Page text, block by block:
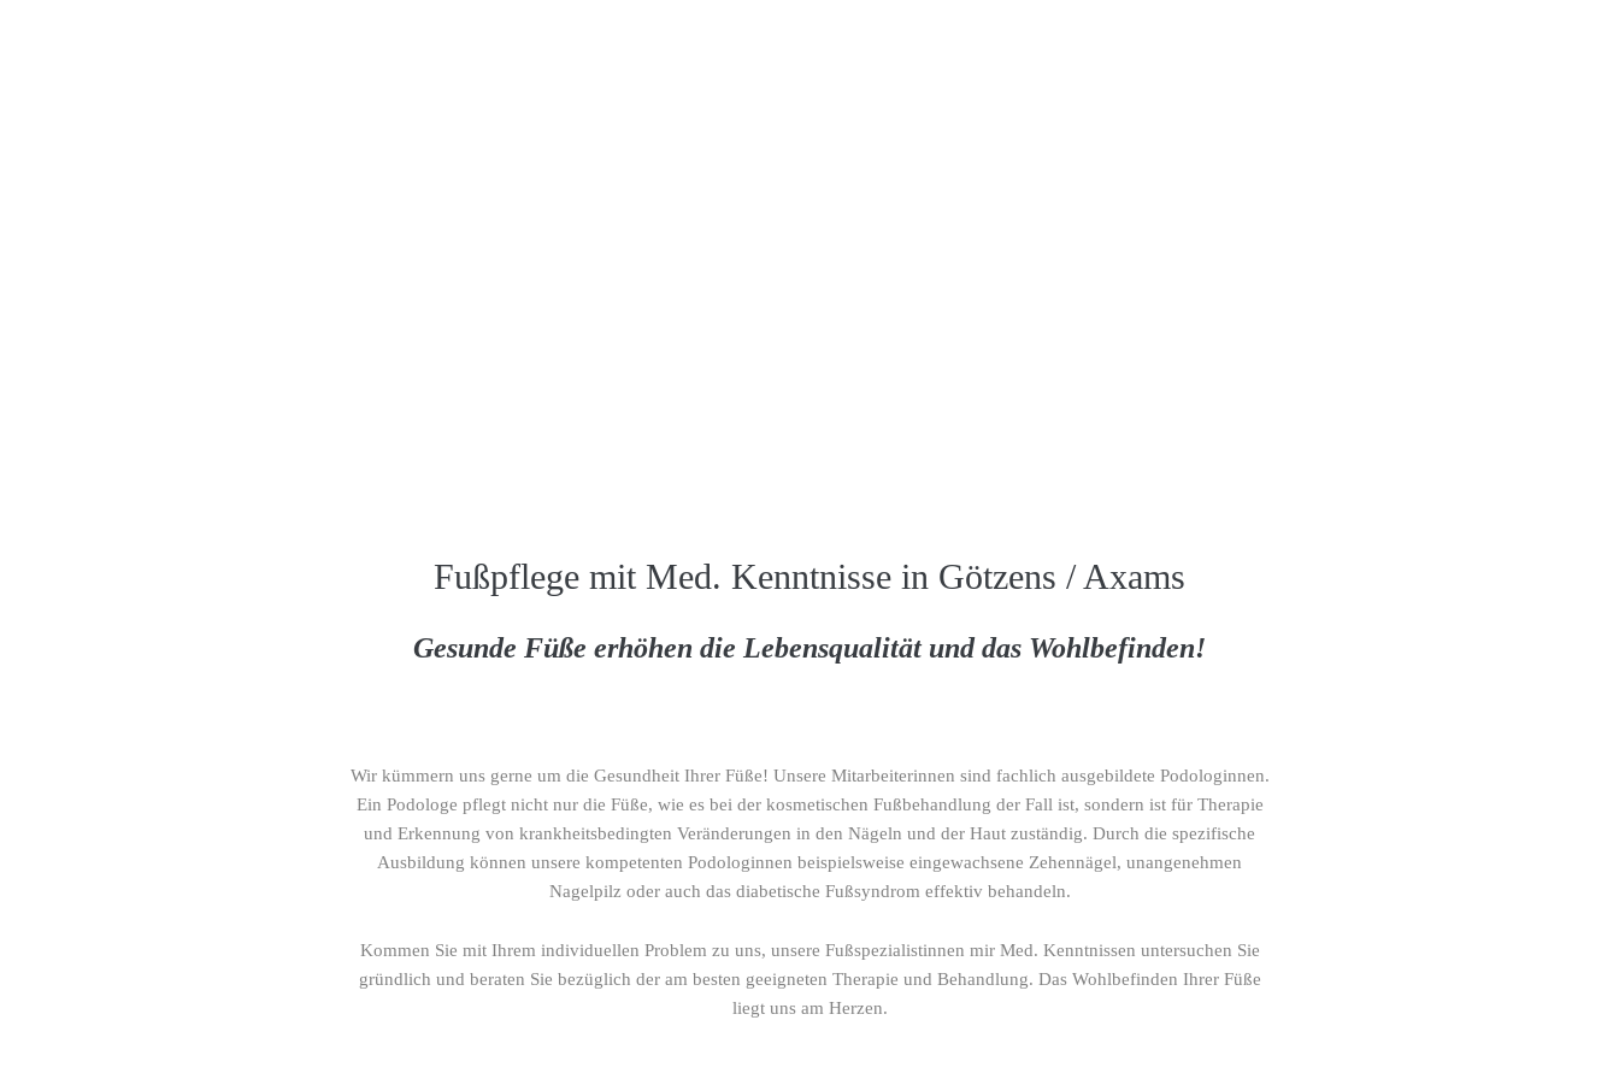
Fußpflege mit Med. Kenntnisse in Götzens / Axams
Gesunde Füße erhöhen die Lebensqualität und das Wohlbefinden!
Wir kümmern uns gerne um die Gesundheit Ihrer Füße! Unsere Mitarbeiterinnen sind fachlich ausgebildete Podologinnen.
Ein Podologe pflegt nicht nur die Füße, wie es bei der kosmetischen Fußbehandlung der Fall ist, sondern ist für Therapie
und Erkennung von krankheitsbedingten Veränderungen in den Nägeln und der Haut zuständig. Durch die spezifische
Ausbildung können unsere kompetenten Podologinnen beispielsweise eingewachsene Zehennägel, unangenehmen
Nagelpilz oder auch das diabetische Fußsyndrom effektiv behandeln.
Kommen Sie mit Ihrem individuellen Problem zu uns, unsere Fußspezialistinnen mir Med. Kenntnissen untersuchen Sie
gründlich und beraten Sie bezüglich der am besten geeigneten Therapie und Behandlung. Das Wohlbefinden Ihrer Füße
liegt uns am Herzen.